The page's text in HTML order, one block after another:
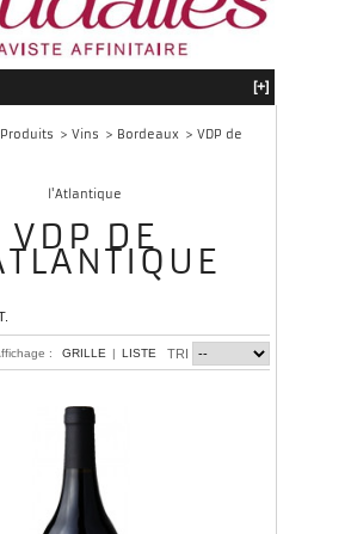
[+]
Produits > Vins > Bordeaux > VDP de
l'Atlantique
VDP DE
TRI
: GRILLE | LISTE